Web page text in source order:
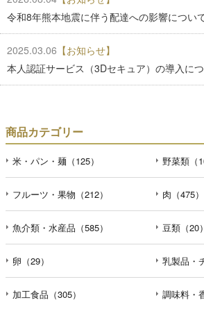
令和8年熊本地震に伴う配達への影響につい
2025.03.06 【お知らせ】
本人認証サービス（3Dセキュア）の導入に
商品カテゴリー
米・パン・麺（125） 野菜類（
フルーツ・果物（212） 肉（475）
魚介類・水産品（585） 豆類（20）
卵（29） 乳製品・
加工食品（305） 調味料・